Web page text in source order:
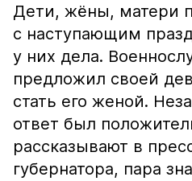
Дети, жёны, матери
с наступающим
у них дела.
предложил своей
стать его женой.
ответ был
рассказывают в
губернатора, пара